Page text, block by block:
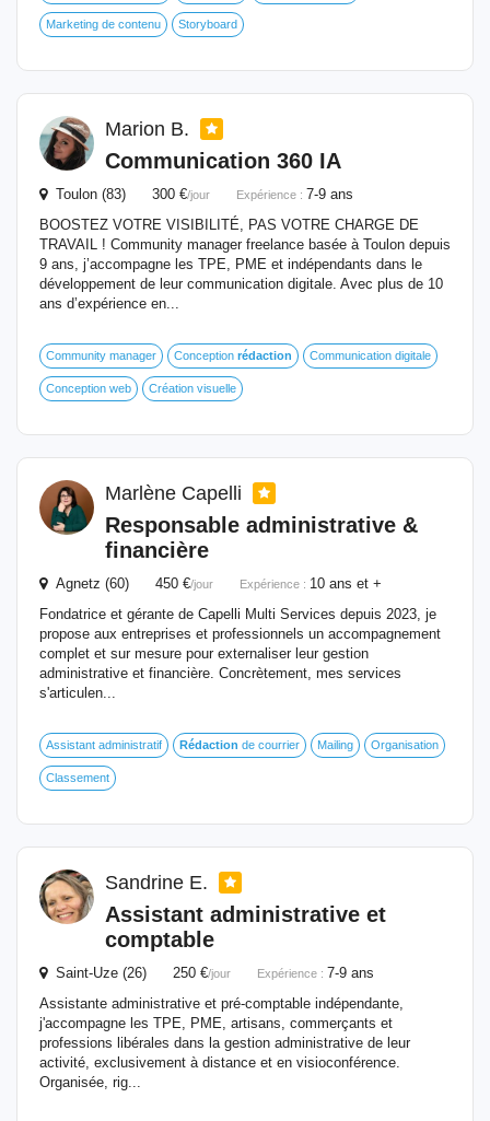
Marketing de contenu Storyboard
Marion B.
Communication 360 IA
Toulon (83) 300 €/jour Expérience : 7-9 ans
BOOSTEZ VOTRE VISIBILITÉ, PAS VOTRE CHARGE DE
TRAVAIL ! Community manager freelance basée à Toulon depuis
9 ans, j’accompagne les TPE, PME et indépendants dans le
développement de leur communication digitale. Avec plus de 10
ans d’expérience en...
Community manager Conception rédaction Communication digitale
Conception web Création visuelle
Marlène Capelli
Responsable administrative &
financière
Agnetz (60) 450 €/jour Expérience : 10 ans et +
Fondatrice et gérante de Capelli Multi Services depuis 2023, je
propose aux entreprises et professionnels un accompagnement
complet et sur mesure pour externaliser leur gestion
administrative et financière. Concrètement, mes services
s'articulen...
Assistant administratif Rédaction de courrier Mailing Organisation
Classement
Sandrine E.
Assistant administrative et
comptable
Saint-Uze (26) 250 €/jour Expérience : 7-9 ans
Assistante administrative et pré-comptable indépendante,
j'accompagne les TPE, PME, artisans, commerçants et
professions libérales dans la gestion administrative de leur
activité, exclusivement à distance et en visioconférence.
Organisée, rig...